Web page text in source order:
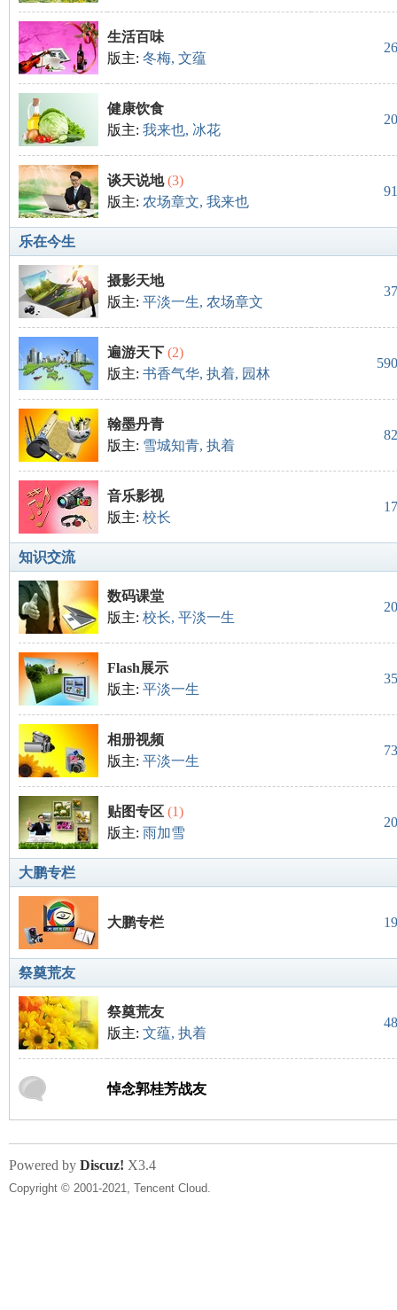
生活百味
版主: 冬梅, 文蕴
健康饮食
版主: 我来也, 冰花
谈天说地(3)
版主: 农场章文, 我来也
乐在今生
摄影天地
版主: 平淡一生, 农场章文
遍游天下 (2)
版主: 书香气华, 执着, 园林
翰墨丹青
版主: 雪城知青, 执着
音乐影视
版主: 校长
知识交流
数码课堂
版主: 校长, 平淡一生
Flash展示
版主: 平淡一生
相册视频
版主: 平淡一生
贴图专区 (1)
版主: 雨加雪
大鹏专栏
大鹏专栏
祭奠荒友
祭奠荒友
版主: 文蕴, 执着
悼念郭桂芳战友
Powered by Discuz! X3.4
Copyright © 2001-2021, Tencent Cloud.